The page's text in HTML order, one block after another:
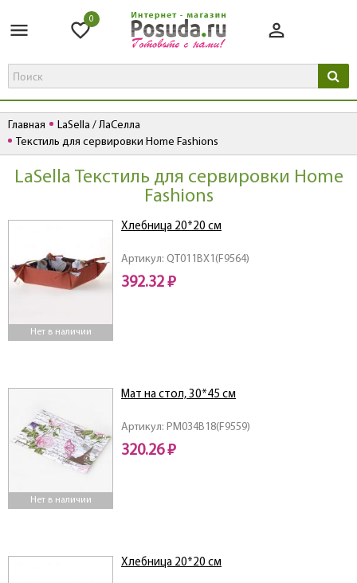
0
Главная
LaSella / ЛаCелла
Текстиль для сервировки Home Fashions
LaSella Текстиль для сервировки Home
Fashions
Нет в наличии
Артикул: QT011BX1(F9564)
Хлебница 20*20 см
392.32 ₽
Нет в наличии
Артикул: PM034B18(F9559)
Мат на стол, 30*45 см
320.26 ₽
Хлебница 20*20 см